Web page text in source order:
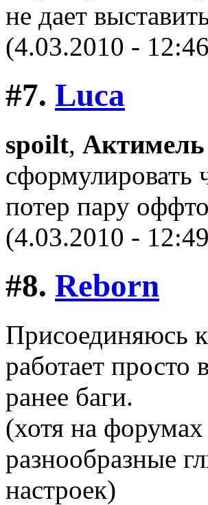
не дает
(4.03.2010 -
#7. Luca
spoilt,
сформулировать
потер пару
(4.03.2010 -
#8. Reborn
Присоединяюсь
работает просто
ранее баги.
(хотя на
разнообразные
настроек)